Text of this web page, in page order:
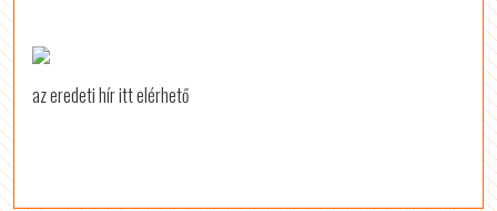
az eredeti hír itt elérhető